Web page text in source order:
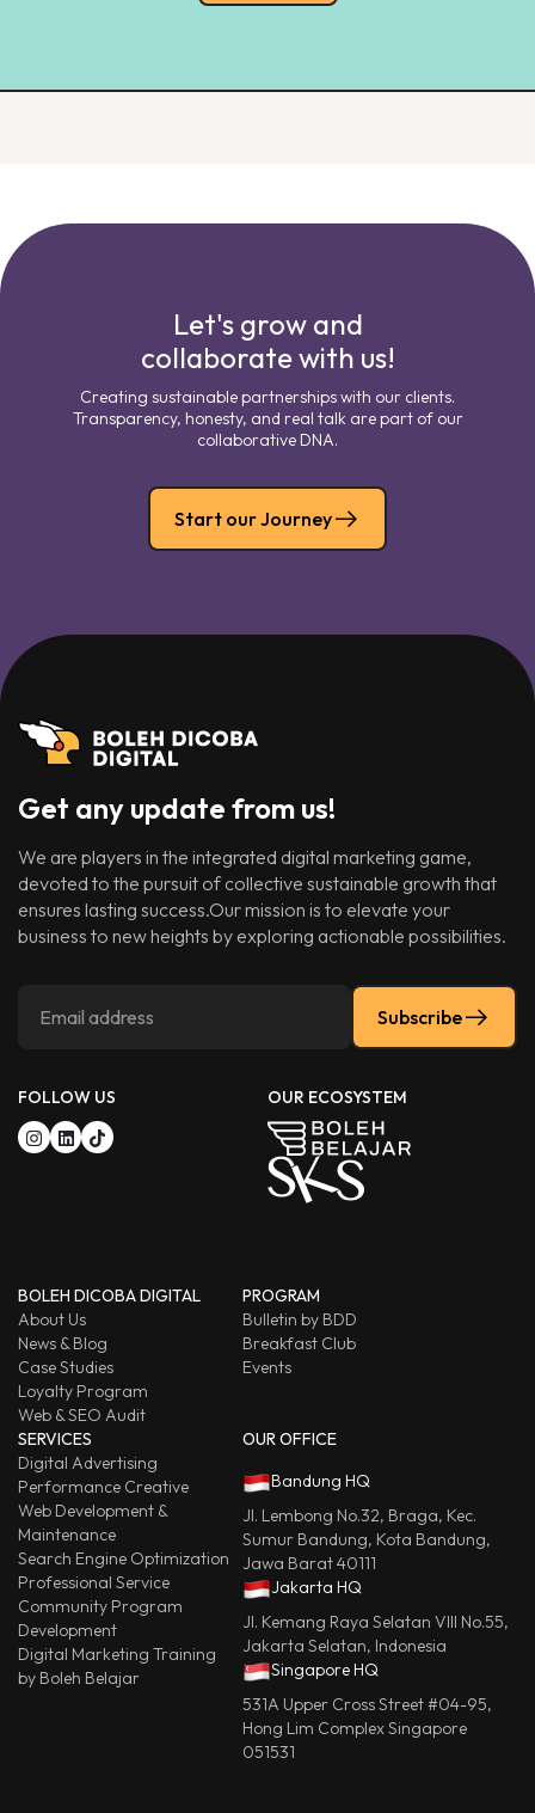
Let's grow and
collaborate with us!
Creating sustainable partnerships with our clients.
Transparency, honesty, and real talk are part of our
collaborative DNA.
Start our Journey
Get any update from us!
We are players in the integrated digital marketing game,
devoted to the pursuit of collective sustainable growth that
ensures lasting success.Our mission is to elevate your
business to new heights by exploring actionable possibilities.
Subscribe
FOLLOW US OUR ECOSYSTEM
BOLEH DICOBA DIGITAL
About Us
News & Blog
Case Studies
Loyalty Program
Web & SEO Audit
PROGRAM
Bulletin by BDD
Breakfast Club
Events
SERVICES
Digital Advertising
Performance Creative
Web Development &
Maintenance
Search Engine Optimization
Professional Service
Community Program
Development
Digital Marketing Training
by Boleh Belajar
OUR OFFICE
Bandung HQ
Jl. Lembong No.32, Braga, Kec.
Sumur Bandung, Kota Bandung,
Jawa Barat 40111
Jakarta HQ
Jl. Kemang Raya Selatan VIII No.55,
Jakarta Selatan, Indonesia
Singapore HQ
531A Upper Cross Street #04-95,
Hong Lim Complex Singapore
051531